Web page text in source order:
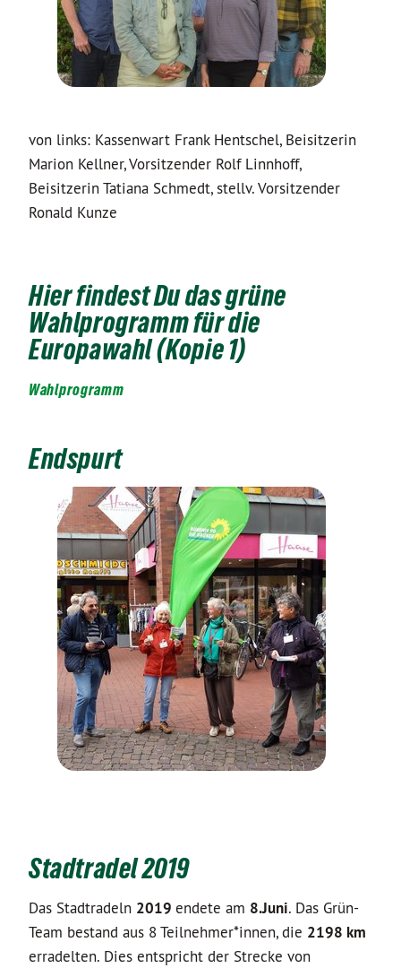
von links: Kassenwart Frank Hentschel, Beisitzerin
Marion Kellner, Vorsitzender Rolf Linnhoff,
Beisitzerin Tatiana Schmedt, stellv. Vorsitzender
Ronald Kunze
Hier findest Du das grüne
Wahlprogramm für die
Europawahl (Kopie 1)
Wahlprogramm
Endspurt
Stadtradel 2019
Das Stadtradeln 2019 endete am 8.Juni. Das Grün-
Team bestand aus 8 Teilnehmer*innen, die 2198 km
erradelten. Dies entspricht der Strecke von